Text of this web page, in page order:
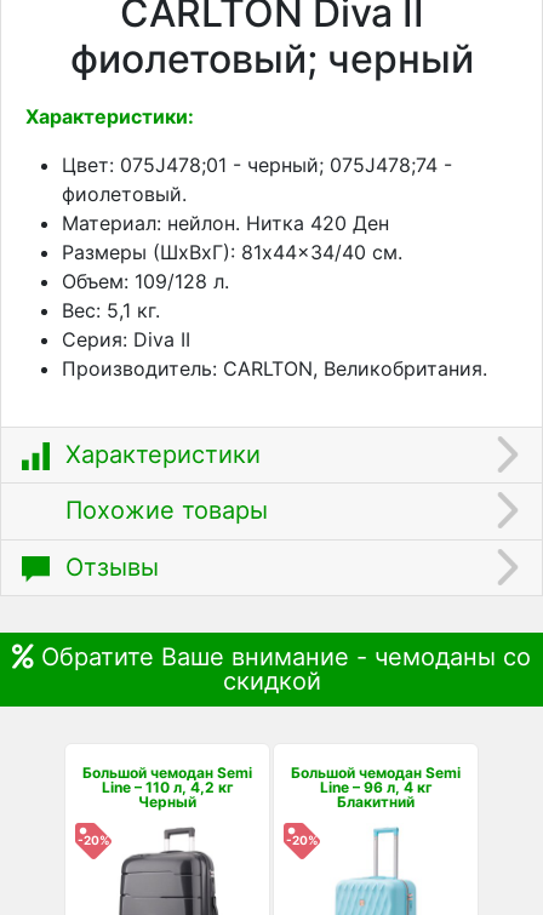
CARLTON Diva II
фиолетовый; черный
Характеристики:
Цвет: 075J478;01 - черный; 075J478;74 -
фиолетовый.
Материал: нейлон. Нитка 420 Ден
Размеры (ШхВхГ): 81x44x34/40 см.
Объем: 109/128 л.
Вес: 5,1 кг.
Серия: Diva II
Производитель: CARLTON, Великобритания.
Характеристики
Похожие товары
Отзывы
Обратите Ваше внимание - чемоданы со
скидкой
Большой чемодан Semi
Line – 110 л, 4,2 кг
Черный
-20%
Большой чемодан Semi
Line – 96 л, 4 кг
Блакитний
-20%